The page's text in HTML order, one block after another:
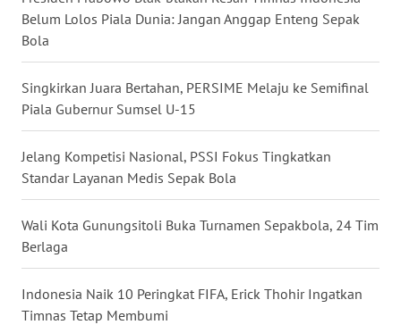
Belum Lolos Piala Dunia: Jangan Anggap Enteng Sepak
Bola
Singkirkan Juara Bertahan, PERSIME Melaju ke Semifinal
Piala Gubernur Sumsel U-15
Jelang Kompetisi Nasional, PSSI Fokus Tingkatkan
Standar Layanan Medis Sepak Bola
Wali Kota Gunungsitoli Buka Turnamen Sepakbola, 24 Tim
Berlaga
Indonesia Naik 10 Peringkat FIFA, Erick Thohir Ingatkan
Timnas Tetap Membumi
WN
NUSANTARA
WN
JOGJA
WN
JATIM
WN
BALI